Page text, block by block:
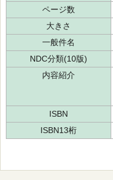
ページ数
大きさ
一般件名
NDC分類(10版)
内容紹介
ISBN
ISBN13桁